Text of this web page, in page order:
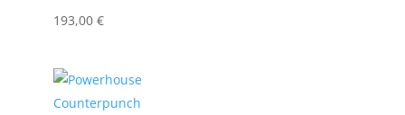
193,00 €